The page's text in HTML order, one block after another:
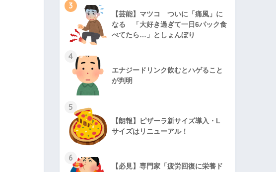
3
【芸能】マツコ ついに「痛風」に
なる 「大好き過ぎて一日6パック食
べてたら…」としょんぼり
4
エナジードリンク飲むとハゲること
が判明
5
【朗報】ピザーラ新サイズ導入・L
サイズはリニューアル！
6
【必見】専門家「疲労回復に栄養ド